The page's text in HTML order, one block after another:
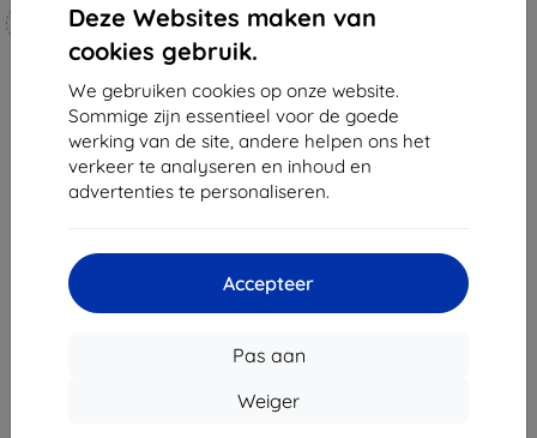
Deze Websites maken van
cookies gebruik.
We gebruiken cookies op onze website.
Sommige zijn essentieel voor de goede
werking van de site, andere helpen ons het
verkeer te analyseren en inhoud en
advertenties te personaliseren.
Accepteer
Pas aan
Weiger
Op maat gemaakt
€ 20,90
€ 18,80
Op voorraad: 4 stuks
(5903108497480)
Laatste item op voorraad
Van totaal
«